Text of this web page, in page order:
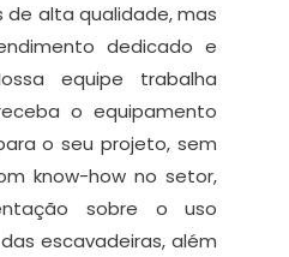
de alta qualidade, mas
dedicado e
equipe trabalha
o equipamento
o seu projeto, sem
know-how no setor,
sobre o uso
escavadeiras, além